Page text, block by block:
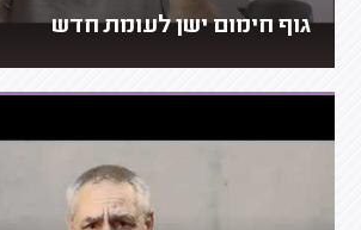
גוף חימום ישן לעומת חדש